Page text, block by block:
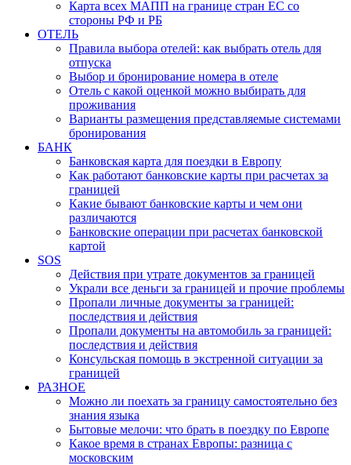
Карта всех МАПП на границе стран ЕС со
стороны РФ и РБ
ОТЕЛЬ
Правила выбора отелей: как выбрать отель для
отпуска
Выбор и бронирование номера в отеле
Отель с какой оценкой можно выбирать для
проживания
Варианты размещения представляемые системами
бронирования
БАНК
Банковская карта для поездки в Европу
Как работают банковские карты при расчетах за
границей
Какие бывают банковские карты и чем они
различаются
Банковские операции при расчетах банковской
картой
SOS
Действия при утрате документов за границей
Украли все деньги за границей и прочие проблемы
Пропали личные документы за границей:
последствия и действия
Пропали документы на автомобиль за границей:
последствия и действия
Консульская помощь в экстренной ситуации за
границей
РАЗНОЕ
Можно ли поехать за границу самостоятельно без
знания языка
Бытовые мелочи: что брать в поездку по Европе
Какое время в странах Европы: разница с
московским